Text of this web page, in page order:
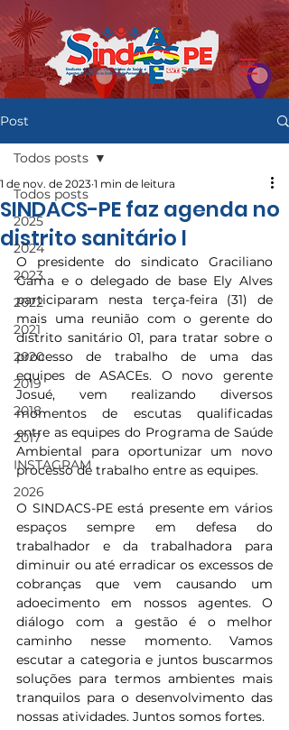
Post
Todos posts
2025
2024
2023
2022
2021
2020
2019
2018
2017
INSTAGRAM
2026
Todos posts
SINDACS-PE faz agenda no
distrito sanitário l
1 de nov. de 2023 1 min de leitura
O presidente do sindicato Graciliano
Gama e o delegado de base Ely Alves
participaram nesta terça-feira (31) de
mais uma reunião com o gerente do
distrito sanitário 01, para tratar sobre o
processo de trabalho de uma das
equipes de ASACEs. O novo gerente
Josué, vem realizando diversos
momentos de escutas qualificadas
entre as equipes do Programa de Saúde
Ambiental para oportunizar um novo
processo de trabalho entre as equipes.
O SINDACS-PE está presente em vários
espaços sempre em defesa do
trabalhador e da trabalhadora para
diminuir ou até erradicar os excessos de
cobranças que vem causando um
adoecimento em nossos agentes. O
diálogo com a gestão é o melhor
caminho nesse momento. Vamos
escutar a categoria e juntos buscarmos
soluções para termos ambientes mais
tranquilos para o desenvolvimento das
nossas atividades. Juntos somos fortes.